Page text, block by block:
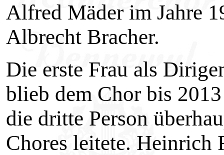
Alfred Mäder im Jahre
Albrecht Bracher.
Die erste Frau als
blieb dem Chor bis
die dritte Person
Chores leitete. Heinrich